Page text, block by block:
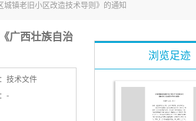
镇老旧小区改造技术导则》的通知
广西壮族自治
技术文件
-
浏览足迹